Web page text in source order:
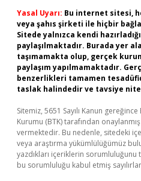
Yasal Uyarı: Bu internet sitesi,
veya şahıs şirketi ile hiçbir
Sitede yalnızca kendi
paylaşılmaktadır. Burada yer
taşımamakta olup, gerçek
paylaşım yapılmamaktadır.
benzerlikleri tamamen
taslak halindedir ve tavsiye
Sitemiz, 5651 Sayılı Kanun
Kurumu (BTK) tarafından
vermektedir. Bu nedenle, sitedeki
veya araştırma yükümlülüğümüz
yazdıkları içeriklerin
bu sorumluluğu kabul etmiş